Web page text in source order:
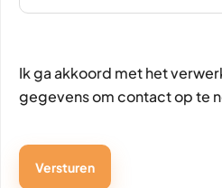
Ik ga akkoord met het
gegevens om contact op te